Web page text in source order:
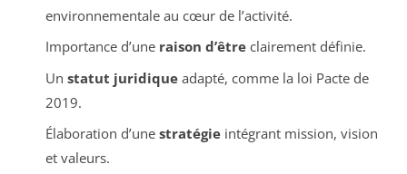
environnementale au cœur de l’activité.
Importance d’une raison d’êtreclairement définie.
Un statut juridiqueadapté, comme la loi Pacte de
2019.
Élaboration d’une stratégieintégrant mission, vision
et valeurs.